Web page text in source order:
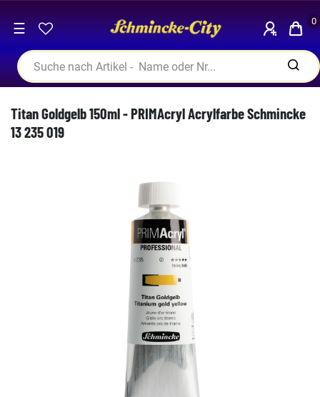
☰ 0
Titan Goldgelb 150ml - PRIMAcryl Acrylfarbe Schmincke
13 235 019